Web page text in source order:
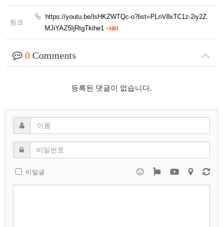
링크
https://youtu.be/lsHKZWTQc-o?list=PLnV8xTC1z-2iy2Z
MJiYAZ5IjRtgTkihe1 +3481
0 Comments
등록된 댓글이 없습니다.
비밀글